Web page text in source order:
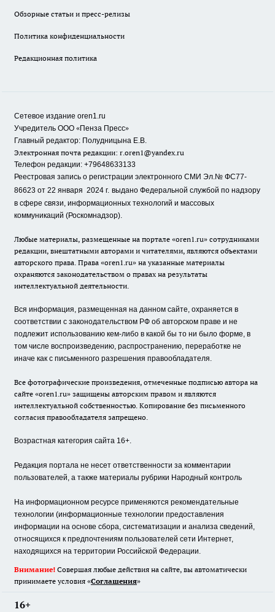
Обзорные статьи и пресс-релизы
Политика конфиденциальности
Редакционная политика
Сетевое издание oren1.ru
Учредитель ООО «Пенза Пресс»
Главный редактор: Полудницына Е.В.
Электронная почта редакции: r.oren1@yandex.ru
Телефон редакции: +79648633133
Реестровая запись о регистрации электронного СМИ Эл.№ ФС77-
86623 от 22 января 2024 г. выдано Федеральной службой по надзору
в сфере связи, информационных технологий и массовых
коммуникаций (Роскомнадзор).
Любые материалы, размещенные на портале «oren1.ru» сотрудниками
редакции, внештатными авторами и читателями, являются объектами
авторского права. Права «oren1.ru» на указанные материалы
охраняются законодательством о правах на результаты
интеллектуальной деятельности.
Вся информация, размещенная на данном сайте, охраняется в
соответствии с законодательством РФ об авторском праве и не
подлежит использованию кем-либо в какой бы то ни было форме, в
том числе воспроизведению, распространению, переработке не
иначе как с письменного разрешения правообладателя.
Все фотографические произведения, отмеченные подписью автора на
сайте «oren1.ru» защищены авторским правом и являются
интеллектуальной собственностью. Копирование без письменного
согласия правообладателя запрещено.
Возрастная категория сайта 16+.
Редакция портала не несет ответственности за комментарии
пользователей, а также материалы рубрики Народный контроль
На информационном ресурсе применяются рекомендательные
технологии (информационные технологии предоставления
информации на основе сбора, систематизации и анализа сведений,
относящихся к предпочтениям пользователей сети Интернет,
находящихся на территории Российской Федерации.
Внимание! Совершая любые действия на сайте, вы автоматически
принимаете условия «Cоглашения»
16+